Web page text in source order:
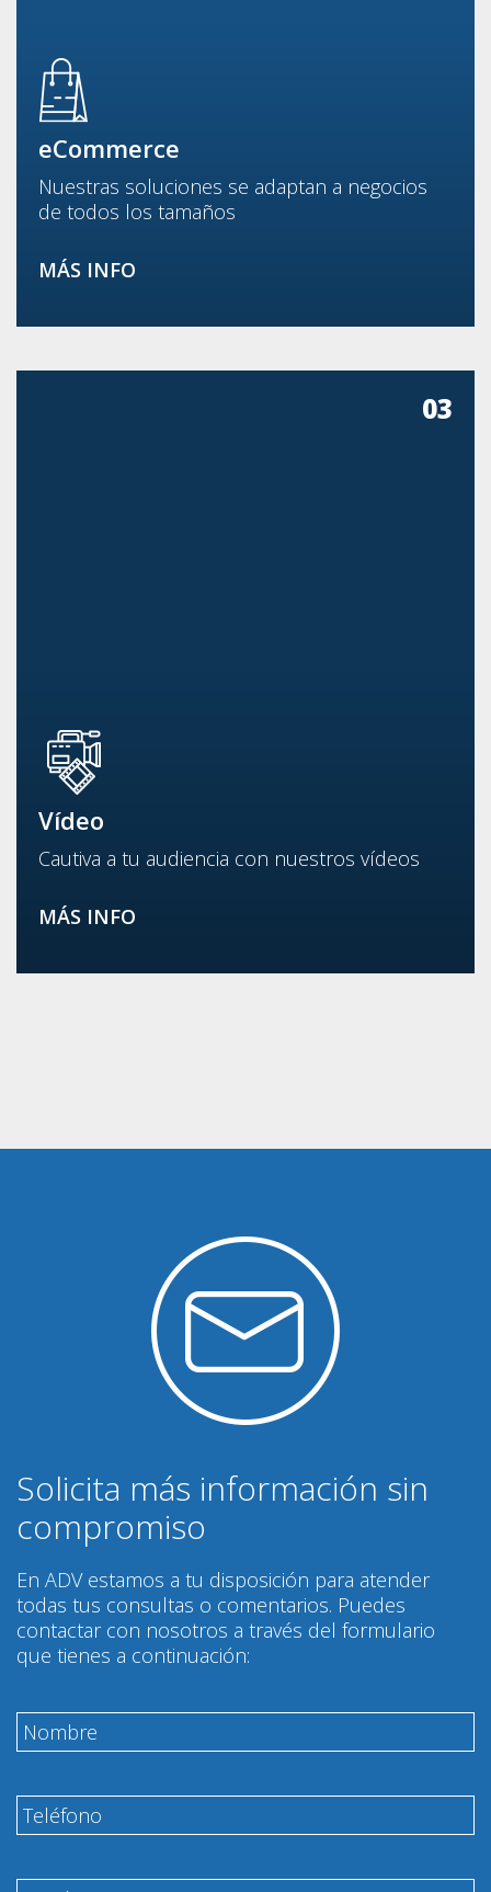
eCommerce
Nuestras soluciones se adaptan a negocios
de todos los tamaños
MÁS INFO
03
Vídeo
Cautiva a tu audiencia con nuestros vídeos
MÁS INFO
Solicita más información sin
compromiso
En ADV estamos a tu disposición para atender
todas tus consultas o comentarios. Puedes
contactar con nosotros a través del formulario
que tienes a continuación: